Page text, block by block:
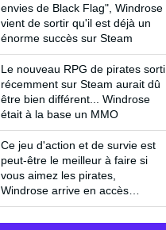
envies de Black Flag", Windrose
vient de sortir qu'il est déjà un
énorme succès sur Steam
Le nouveau RPG de pirates sorti
récemment sur Steam aurait dû
être bien différent... Windrose
était à la base un MMO
Ce jeu d'action et de survie est
peut-être le meilleur à faire si
vous aimez les pirates,
Windrose arrive en accès
anticipé !